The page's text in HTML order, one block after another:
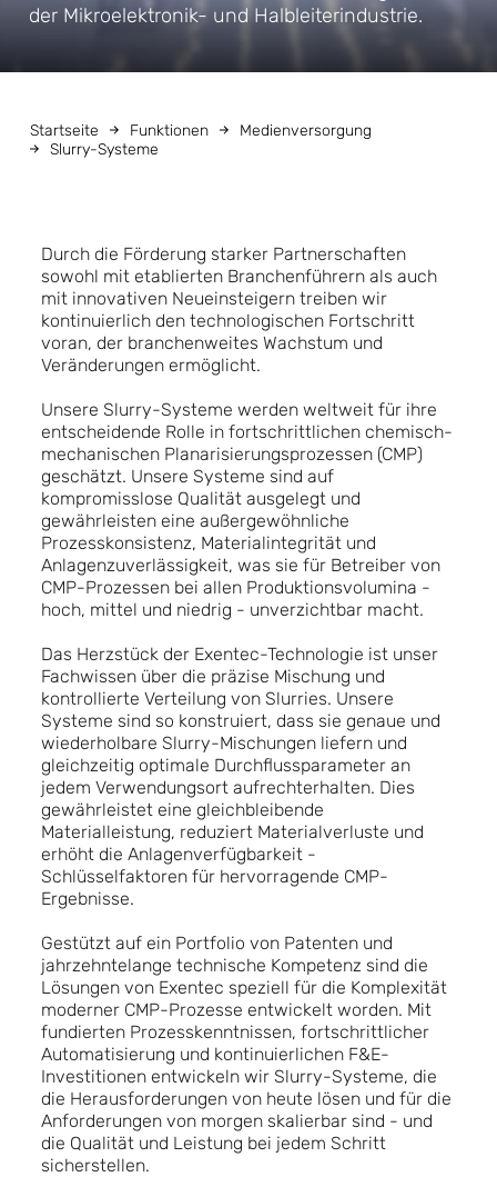
der Mikroelektronik- und Halbleiterindustrie.
Startseite Funktionen
Medienversorgung
Slurry-Systeme
Durch die Förderung starker Partnerschaften
sowohl mit etablierten Branchenführern als auch
mit innovativen Neueinsteigern treiben wir
kontinuierlich den technologischen Fortschritt
voran, der branchenweites Wachstum und
Veränderungen ermöglicht.
Unsere Slurry-Systeme werden weltweit für ihre
entscheidende Rolle in fortschrittlichen chemisch-
mechanischen Planarisierungsprozessen (CMP)
geschätzt. Unsere Systeme sind auf
kompromisslose Qualität ausgelegt und
gewährleisten eine außergewöhnliche
Prozesskonsistenz, Materialintegrität und
Anlagenzuverlässigkeit, was sie für Betreiber von
CMP-Prozessen bei allen Produktionsvolumina -
hoch, mittel und niedrig - unverzichtbar macht.
Das Herzstück der Exentec-Technologie ist unser
Fachwissen über die präzise Mischung und
kontrollierte Verteilung von Slurries. Unsere
Systeme sind so konstruiert, dass sie genaue und
wiederholbare Slurry-Mischungen liefern und
gleichzeitig optimale Durchflussparameter an
jedem Verwendungsort aufrechterhalten. Dies
gewährleistet eine gleichbleibende
Materialleistung, reduziert Materialverluste und
erhöht die Anlagenverfügbarkeit -
Schlüsselfaktoren für hervorragende CMP-
Ergebnisse.
Gestützt auf ein Portfolio von Patenten und
jahrzehntelange technische Kompetenz sind die
Lösungen von Exentec speziell für die Komplexität
moderner CMP-Prozesse entwickelt worden. Mit
fundierten Prozesskenntnissen, fortschrittlicher
Automatisierung und kontinuierlichen F&E-
Investitionen entwickeln wir Slurry-Systeme, die
die Herausforderungen von heute lösen und für die
Anforderungen von morgen skalierbar sind - und
die Qualität und Leistung bei jedem Schritt
sicherstellen.